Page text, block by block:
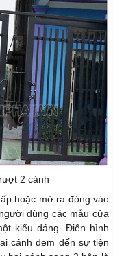
2 cánh
hoặc mở ra đóng vào
dùng các mẫu cửa
kiểu dáng. Điển hình
cánh đem đến sự tiện